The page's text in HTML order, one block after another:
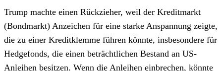
Trump machte einen Rückzieher, weil der Kreditmarkt
(Bondmarkt) Anzeichen für eine starke Anspannung zeigte,
die zu einer Kreditklemme führen könnte, insbesondere für
Hedgefonds, die einen beträchtlichen Bestand an US-
Anleihen besitzen. Wenn die Anleihen einbrechen, könnte